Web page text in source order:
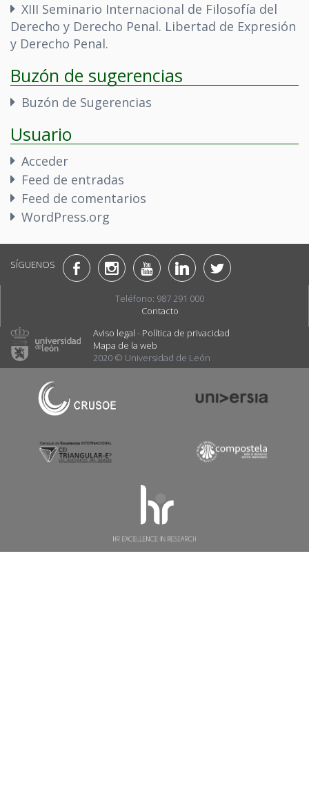
XIII Seminario Internacional de Filosofía del
Derecho y Derecho Penal. Libertad de Expresión
y Derecho Penal.
Buzón de sugerencias
Buzón de Sugerencias
Usuario
Acceder
Feed de entradas
Feed de comentarios
WordPress.org
SÍGUENOS
Teléfono: 987 291 000
Contacto
Aviso legal - Política de privacidad
Mapa de la web
2020 © Universidad de León